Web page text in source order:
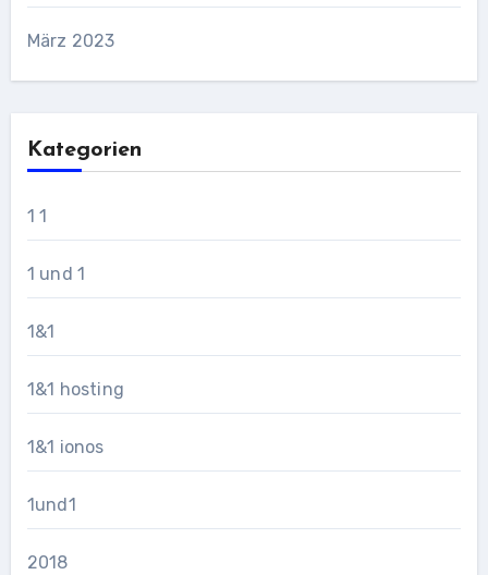
März 2023
Kategorien
1 1
1 und 1
1&1
1&1 hosting
1&1 ionos
1und1
2018